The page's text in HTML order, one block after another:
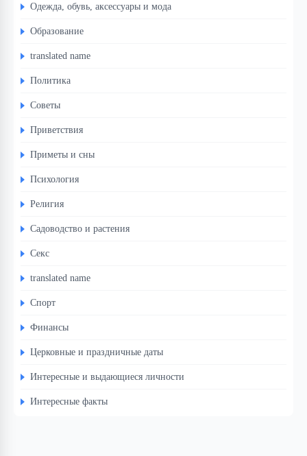
Одежда, обувь, аксессуары и мода
Образование
translated name
Политика
Советы
Приветствия
Приметы и сны
Психология
Религия
Садоводство и растения
Секс
translated name
Спорт
Финансы
Церковные и праздничные даты
Интересные и выдающиеся личности
Интересные факты